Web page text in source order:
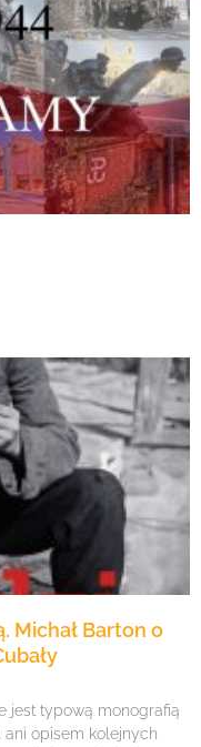
Michał Barton o
jest typową monografią
ani opisem kolejnych